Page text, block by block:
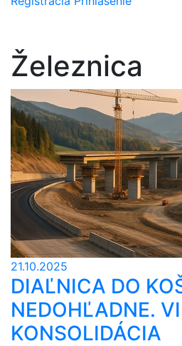
Železnica
21.10.2025
DIAĽNICA DO
NEDOHĽADNE.
KONSOLIDÁCIA